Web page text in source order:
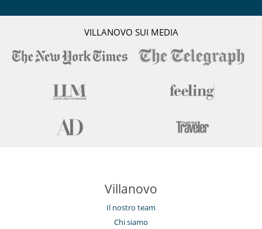
VILLANOVO SUI MEDIA
Villanovo
Il nostro team
Chi siamo